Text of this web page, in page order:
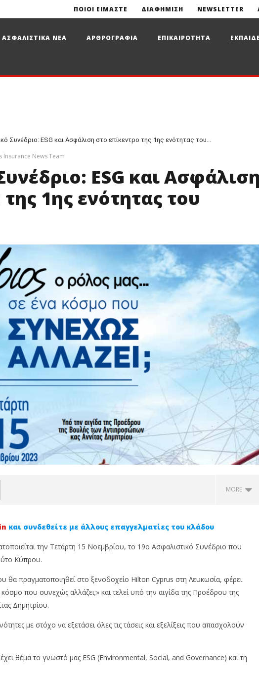
ΠΟΙΟΙ ΕΙΜΑΣΤΕ ΔΙΑΦΗΜΙΣΗ NEWSLETTER
ΑΣΦΑΛΙΣΤΙΚΑ ΝΕΑ ΑΡΘΡΟΓΡΑΦΙΑ ΕΠΙΚΑΙΡΟΤΗΤΑ
Συνέδριο: ESG και Ασφάλιση στο επίκεντρο της 1ης ενότητας του...
Insurance News Team
ESG και Ασφάλιση
1ης ενότητας του
MORE
Επενδυτικά Ταμεία
Ασφαλιστικών Εταιρειών: Οι
Αποδόσεις του Ιουνίου 2026
2023
Cyprus
χρηματοοικονομικής
παιδείας- Γνωρίστε το
Νοεμβρίου,
και συνδεθείτε με άλλους επαγγελματίες του κλάδου
την Τετάρτη 15 Νοεμβρίου, το 19ο Ασφαλιστικό Συνέδριο που
Κύπρου.
θα πραγματοποιηθεί στο ξενοδοχείο Hilton Cyprus στη Λευκωσία, φέρει
που συνεχώς αλλάζει;» και τελεί υπό την αιγίδα της Προέδρου της
Δημητρίου.
με στόχο να εξετάσει όλες τις τάσεις και εξελίξεις που απασχολούν
θέμα το γνωστό μας ESG (Environmental, Social, and Governance) και τη